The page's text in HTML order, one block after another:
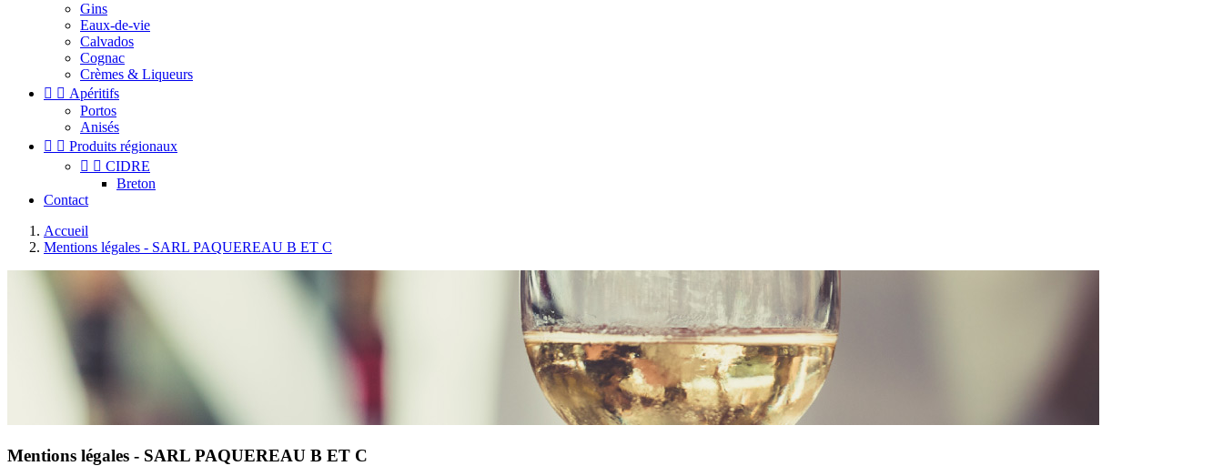
Gins
Eaux-de-vie
Calvados
Cognac
Crèmes & Liqueurs
  Apéritifs
Portos
Anisés
  Produits régionaux
  CIDRE
Breton
Contact
Accueil
Mentions légales - SARL PAQUEREAU B ET C
Mentions légales - SARL PAQUEREAU B ET C